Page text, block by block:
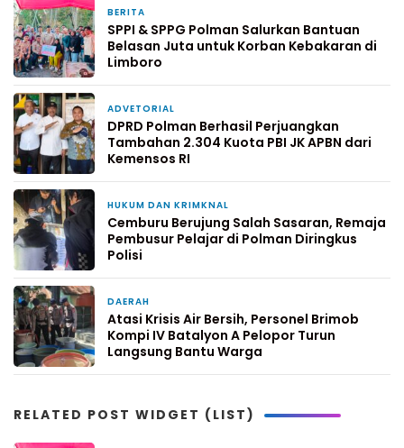
BERITA
SPPI & SPPG Polman Salurkan Bantuan
Belasan Juta untuk Korban Kebakaran di
Limboro
ADVETORIAL
DPRD Polman Berhasil Perjuangkan
Tambahan 2.304 Kuota PBI JK APBN dari
Kemensos RI
HUKUM DAN KRIMKNAL
Cemburu Berujung Salah Sasaran, Remaja
Pembusur Pelajar di Polman Diringkus
Polisi
DAERAH
Atasi Krisis Air Bersih, Personel Brimob
Kompi IV Batalyon A Pelopor Turun
Langsung Bantu Warga
RELATED POST WIDGET (LIST)